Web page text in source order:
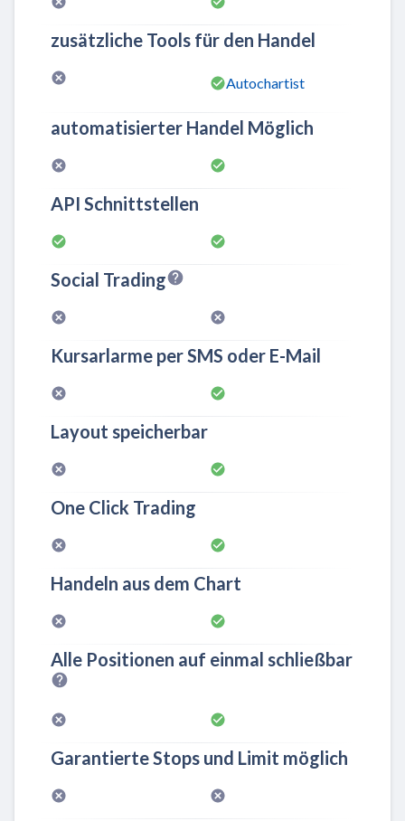
zusätzliche Tools für den Handel
Autochartist
automatisierter Handel Möglich
API Schnittstellen
Social Trading
Kursarlarme per SMS oder E-Mail
Layout speicherbar
One Click Trading
Handeln aus dem Chart
Alle Positionen auf einmal schließbar
Garantierte Stops und Limit möglich